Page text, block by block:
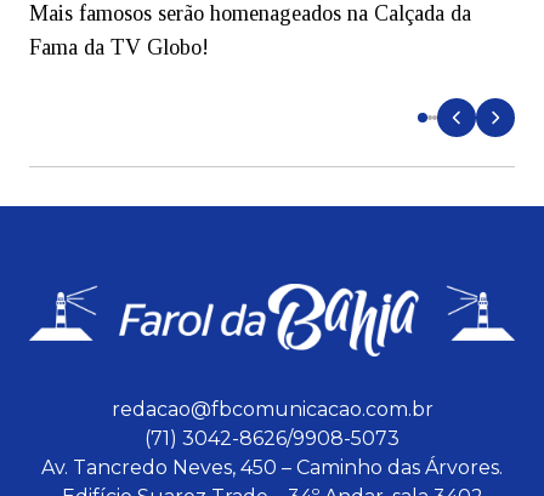
Mais famosos serão homenageados na Calçada da
Fama da TV Globo!
redacao@fbcomunicacao.com.br
(71) 3042-8626/9908-5073
Av. Tancredo Neves, 450 – Caminho das Árvores.